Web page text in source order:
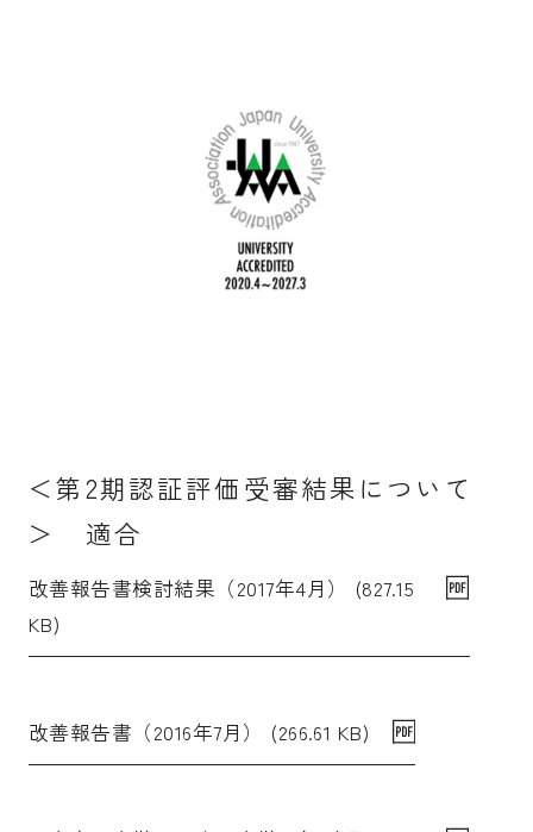
＜第2期認証評価受審結果について
＞ 適合
改善報告書検討結果（2017年4月） (827.15
KB)
改善報告書（2016年7月） (266.61 KB)